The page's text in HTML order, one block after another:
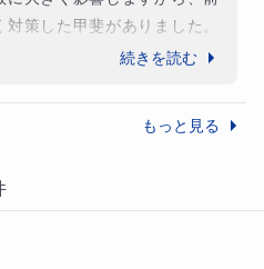
対策した甲斐がありました。
出すことができてよかったで
続き、安心をお届けできるよ
続きを読む
もっと見る